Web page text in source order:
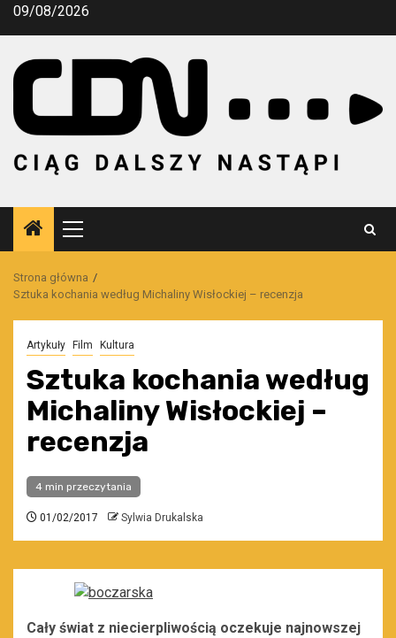
Przejdź
09/08/2026
Menu
główne
Strona główna
Sztuka kochania według Michaliny Wisłockiej – recenzja
Artykuły Film Kultura
Sztuka kochania według
Michaliny Wisłockiej –
recenzja
4 min przeczytania
01/02/2017 Sylwia Drukalska
Cały świat z niecierpliwością oczekuje najnowszej